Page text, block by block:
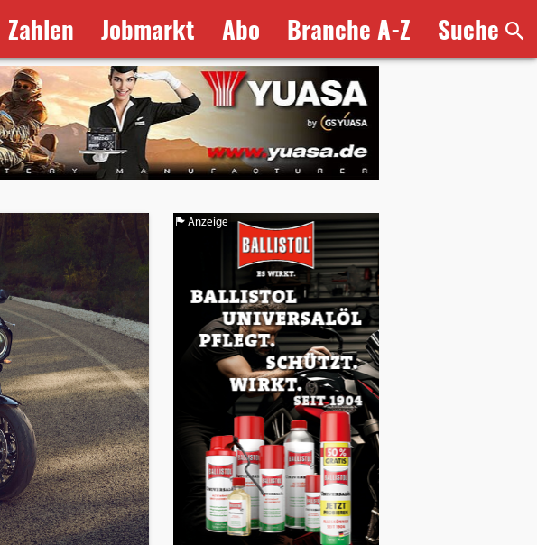
Zahlen Jobmarkt Abo Branche A-Z Suche
Anzeige